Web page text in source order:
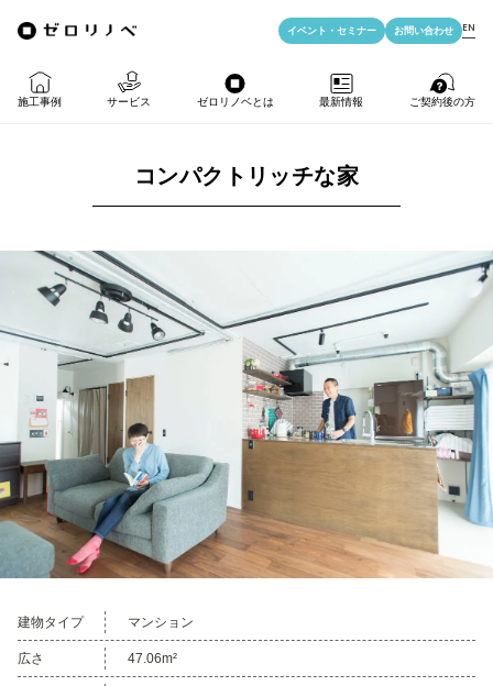
施工事例 サービス
物件購入＋リノベ
物件購入
売却・住み替え
法人向けリノベ
リノベ料金プラン
ゼロリノベとは
ゼロリノベの特徴
ゼロリノベの安心予算
満足度アンケート
メディア掲載
最新情報
イベント・セミナー
資料ダウンロード
よくある質問
ご契約後の方
LIFE PASSPORT
イベント・ セミナー お問い合わせ EN
コンパクトリッチな家
建物タイプ マンション
広さ 47.06m²